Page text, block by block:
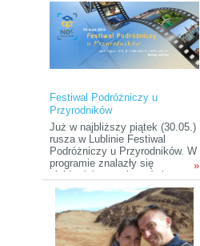
kilometrów, samotnie,
autostopem. Wyprawa jest
częścią projektu pod nazwą ,,Z
uśmiechem na (Bliski)
Festiwal Podróżniczy u
Przyrodników
Już w najbliższy piątek (30.05.)
rusza w Lublinie Festiwal
Podróżniczy u Przyrodników. W
programie znalazły się
slajdowiska z całego świata:
Kolumbia, Antarktyda,
Portugalia, Niemcy, Słowenia,
Chorwacja) oraz z Polski
(Opolszczyzna i Białowieski
Park Narodowy). Ideą Festiwalu
»